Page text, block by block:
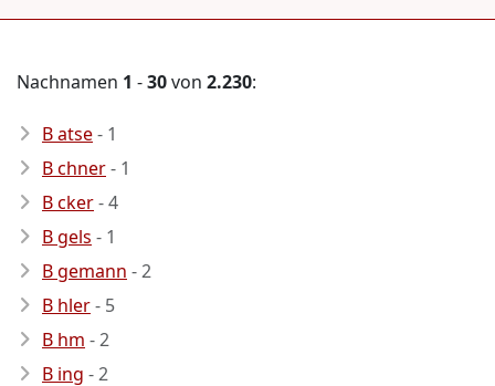
Nachnamen 1 -30von 2.230:
B atse- 1
B chner- 1
B cker- 4
B gels - 1
B gemann - 2
B hler- 5
B hm - 2
B ing - 2